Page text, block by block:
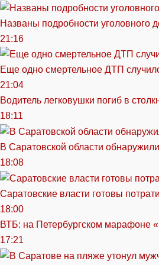
Названы подробности уголовного
21:16
Еще одно смертельное ДТП
21:04
Водитель легковушки погиб в
18:11
В Саратовской области
18:08
Саратовские власти готовы
18:00
ВТБ: на Петербургском марафоне
17:21